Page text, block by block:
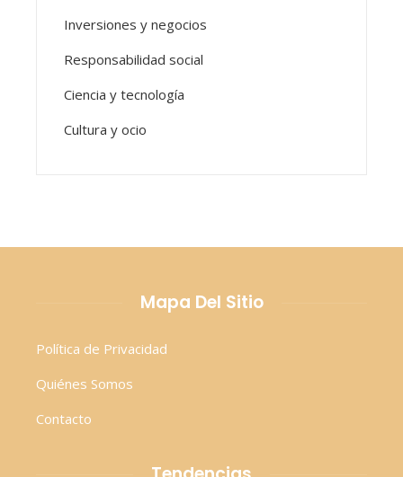
Inversiones y negocios
Responsabilidad social
Ciencia y tecnología
Cultura y ocio
Mapa Del Sitio
Política de Privacidad
Quiénes Somos
Contacto